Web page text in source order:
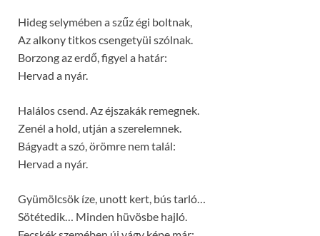
Hideg selymében a szűz égi boltnak,
Az alkony titkos csengetyüi szólnak.
Borzong az erdő, figyel a határ:
Hervad a nyár.
Halálos csend. Az éjszakák remegnek.
Zenél a hold, utján a szerelemnek.
Bágyadt a szó, örömre nem talál:
Hervad a nyár.
Gyümölcsök íze, unott kert, bús tarló…
Sötétedik… Minden hüvösbe hajló.